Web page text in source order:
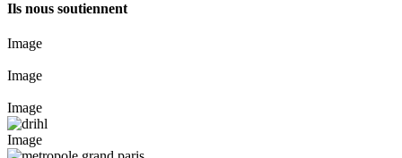
Ils nous soutiennent
Image
Image
Image
Image